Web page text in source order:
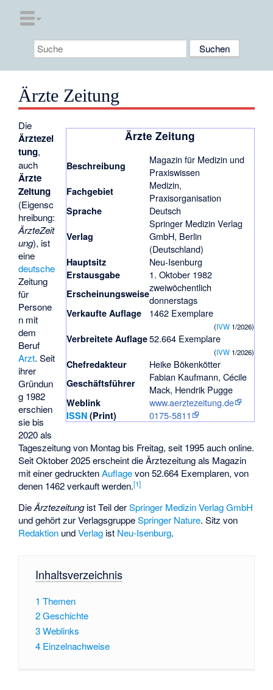
Ärzte Zeitung
Ärzte Zeitung
Beschreibung
Magazin für Medizin und
Praxiswissen
Fachgebiet
Medizin,
Praxisorganisation
Sprache Deutsch
Verlag
Springer Medizin Verlag
GmbH, Berlin
(Deutschland)
Hauptsitz Neu-Isenburg
Erstausgabe 1. Oktober 1982
Erscheinungsweisezweiwöchentlich
donnerstags
Verkaufte Auflage 1462 Exemplare
(IVW1/2026)
Verbreitete Auflage52.664 Exemplare
(IVW1/2026)
Chefredakteur Heike Bökenkötter
Geschäftsführer
Fabian Kaufmann, Cécile
Mack, Hendrik Pugge
Weblink www.aerztezeitung.de
ISSN(Print) 0175-5811
Die
Ärztezei
tung,
auch
Ärzte
Zeitung
(Eigensc
hreibung:
ÄrzteZeit
ung), ist
eine
deutsche
Zeitung
für
Persone
n mit
dem
Beruf
Arzt. Seit
ihrer
Gründun
g 1982
erschien
sie bis
2020 als
Tageszeitung von Montag bis Freitag, seit 1995 auch online.
Seit Oktober 2025 erscheint die Ärztezeitung als Magazin
mit einer gedrucktenAuflagevon 52.664 Exemplaren, von
denen 1462 verkauft werden.[1]
DieÄrztezeitungist Teil derSpringer Medizin Verlag GmbH
und gehört zur VerlagsgruppeSpringer Nature. Sitz von
Redaktion undVerlag ist Neu-Isenburg.
Inhaltsverzeichnis
1 Themen
2Geschichte
3Weblinks
4 Einzelnachweise